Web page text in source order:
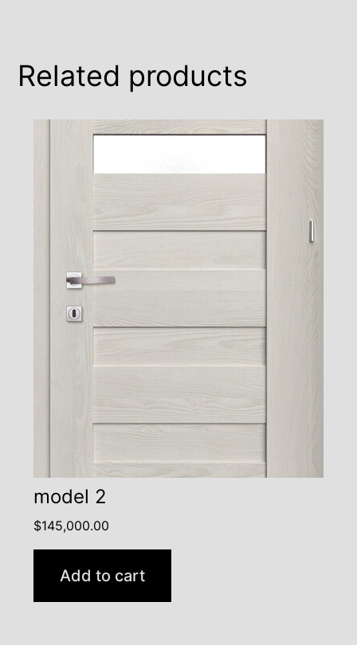
Related products
model 2
$145,000.00
Add to cart